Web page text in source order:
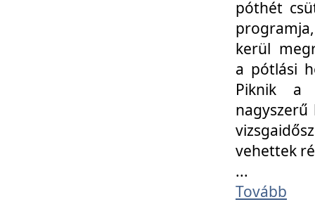
póthét
kerül
a pótlási
Piknik a
vehettek
...
Tovább